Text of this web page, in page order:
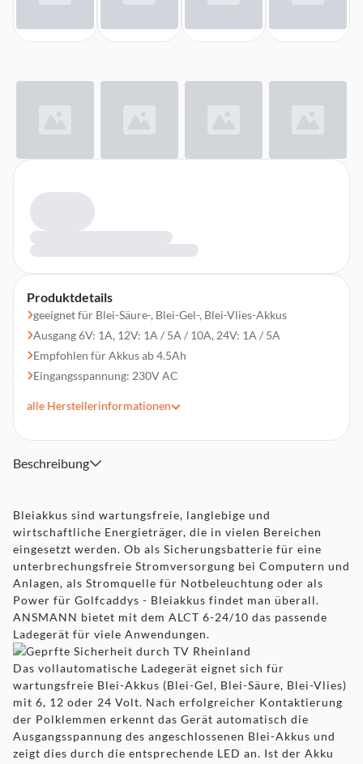
Produktdetails
geeignet für Blei-Säure-, Blei-Gel-, Blei-Vlies-Akkus
Ausgang 6V: 1A, 12V: 1A / 5A / 10A, 24V: 1A / 5A
Empfohlen für Akkus ab 4.5Ah
Eingangsspannung: 230V AC
alle Herstellerinformationen
Beschreibung
Bleiakkus sind wartungsfreie, langlebige und
wirtschaftliche Energieträger, die in vielen Bereichen
eingesetzt werden. Ob als Sicherungsbatterie für eine
unterbrechungsfreie Stromversorgung bei Computern und
Anlagen, als Stromquelle für Notbeleuchtung oder als
Power für Golfcaddys - Bleiakkus findet man überall.
ANSMANN bietet mit dem ALCT 6-24/10 das passende
Ladegerät für viele Anwendungen.
Das vollautomatische Ladegerät eignet sich für
wartungsfreie Blei-Akkus (Blei-Gel, Blei-Säure, Blei-Vlies)
mit 6, 12 oder 24 Volt. Nach erfolgreicher Kontaktierung
der Polklemmen erkennt das Gerät automatisch die
Ausgangsspannung des angeschlossenen Blei-Akkus und
zeigt dies durch die entsprechende LED an. Ist der Akku